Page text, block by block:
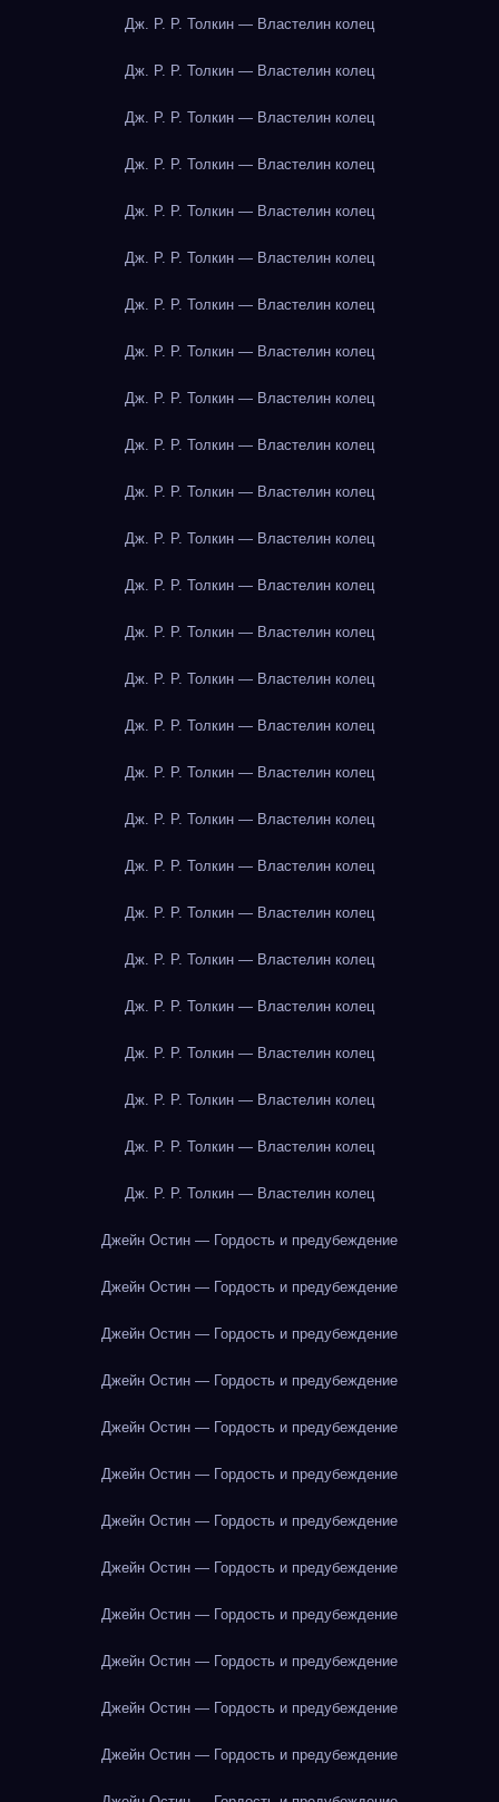
Дж. Р. Р. Толкин — Властелин колец
Дж. Р. Р. Толкин — Властелин колец
Дж. Р. Р. Толкин — Властелин колец
Дж. Р. Р. Толкин — Властелин колец
Дж. Р. Р. Толкин — Властелин колец
Дж. Р. Р. Толкин — Властелин колец
Дж. Р. Р. Толкин — Властелин колец
Дж. Р. Р. Толкин — Властелин колец
Дж. Р. Р. Толкин — Властелин колец
Дж. Р. Р. Толкин — Властелин колец
Дж. Р. Р. Толкин — Властелин колец
Дж. Р. Р. Толкин — Властелин колец
Дж. Р. Р. Толкин — Властелин колец
Дж. Р. Р. Толкин — Властелин колец
Дж. Р. Р. Толкин — Властелин колец
Дж. Р. Р. Толкин — Властелин колец
Дж. Р. Р. Толкин — Властелин колец
Дж. Р. Р. Толкин — Властелин колец
Дж. Р. Р. Толкин — Властелин колец
Дж. Р. Р. Толкин — Властелин колец
Дж. Р. Р. Толкин — Властелин колец
Дж. Р. Р. Толкин — Властелин колец
Дж. Р. Р. Толкин — Властелин колец
Дж. Р. Р. Толкин — Властелин колец
Дж. Р. Р. Толкин — Властелин колец
Дж. Р. Р. Толкин — Властелин колец
Джейн Остин — Гордость и предубеждение
Джейн Остин — Гордость и предубеждение
Джейн Остин — Гордость и предубеждение
Джейн Остин — Гордость и предубеждение
Джейн Остин — Гордость и предубеждение
Джейн Остин — Гордость и предубеждение
Джейн Остин — Гордость и предубеждение
Джейн Остин — Гордость и предубеждение
Джейн Остин — Гордость и предубеждение
Джейн Остин — Гордость и предубеждение
Джейн Остин — Гордость и предубеждение
Джейн Остин — Гордость и предубеждение